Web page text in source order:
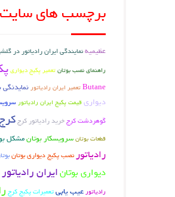
برچسب های سایت
عظیمیهنمایندگی ایران رادیاتور در
راهنمای نصب بوتانتعمیر پکیج دیواری
Butaneتعمیر ایران رادیاتور نمایدنگی
دیواریقیمت پکیج ایران رادیاتور
گوهردشت کرجخرید رادیاتور کرج
قطعات بوتانسرویسکار بوتانمشکل
رادیاتورنصب پکیج دیواری بوتان
دیواری بوتانایران رادیاتور
رادیاتور عیب یابیتعمیرات پکیج کرج